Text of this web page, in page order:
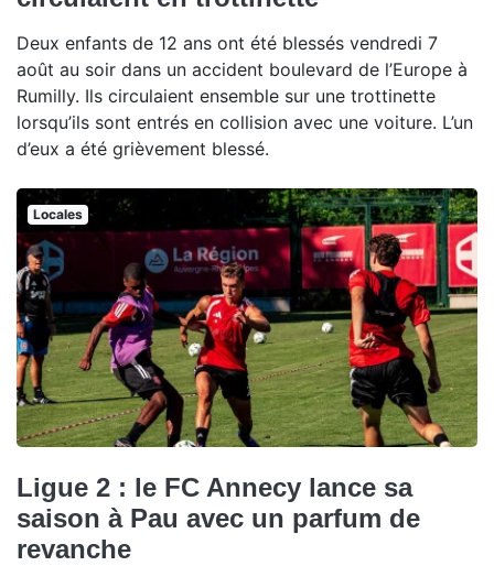
Deux enfants de 12 ans ont été blessés vendredi 7
août au soir dans un accident boulevard de l’Europe à
Rumilly. Ils circulaient ensemble sur une trottinette
lorsqu’ils sont entrés en collision avec une voiture. L’un
d’eux a été grièvement blessé.
Locales
Ligue 2 : le FC Annecy lance sa
saison à Pau avec un parfum de
revanche